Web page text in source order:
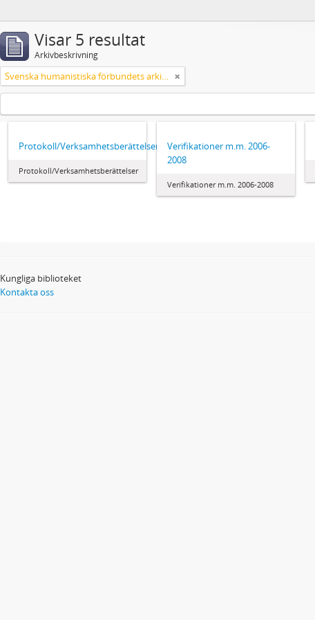
Visar 5 resultat
Arkivbeskrivning
Svenska humanistiska förbundets arkiv: handlingar 2003-2012
Protokoll/Verksamhetsberättelser
Protokoll/Verksamhetsberättelser
Verifikationer m.m. 2006-
2008
Verifikationer m.m. 2006-2008
Kungliga biblioteket
Kontakta oss